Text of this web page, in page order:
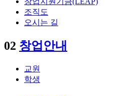
조직도
오시는 길
02 창업안내
교원
학생